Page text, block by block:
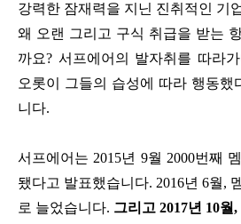
강력한 잠재력을 지닌 진취적인 기
왜 오랜 그리고 구식 취급을 받는
까요? 서프에어의 발자취를 따라
오롯이 그들의 습성에 따라 행동했
니다.
서프에어는 2015년 9월 2000번째
됐다고 발표했습니다. 2016년 6월,
로 늘었습니다. 그리고 2017년 10월